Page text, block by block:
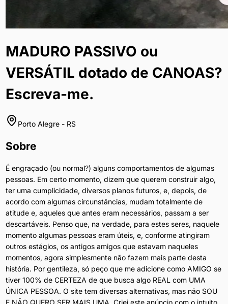
AMIGO
tiver
de
busca
algo
REAL
com
UMA
ÚNICA
PESSOA.
site
tem
diversas
alternativas,
mas
não
SOU
NÃO
MADURO PASSIVO ou
VERSÁTIL dotado de CANOAS?
Escreva-me.
Porto Alegre- RS
Sobre
É engraçado (ou normal?) alguns comportamentos de algumas
pessoas. Em certo momento, dizem que querem construir algo,
ter uma cumplicidade, diversos planos futuros, e, depois, de
acordo com algumas circunstâncias, mudam totalmente de
atitude e, aqueles que antes eram necessários, passam a ser
descartáveis. Penso que, na verdade, para estes seres, naquele
momento algumas pessoas eram úteis, e, conforme atingiram
outros estágios, os antigos amigos que estavam naqueles
momentos, agora simplesmente não fazem mais parte desta
história. Por gentileza, só peço que me adicione como AMIGO se
tiver 100% de CERTEZA de que busca algo REAL com UMA
ÚNICA PESSOA. O site tem diversas alternativas, mas não SOU